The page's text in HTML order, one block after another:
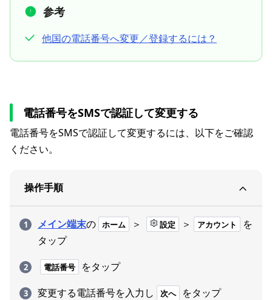
参考
他国の電話番号へ変更／登録するには？
電話番号をSMSで認証して変更する
電話番号をSMSで認証して変更するには、以下をご確認
ください。
操作手順
メイン端末の ホーム ＞ 設定 ＞ アカウント
を
タップ
電話番号
をタップ
変更する電話番号を入力し
次へ
をタップ